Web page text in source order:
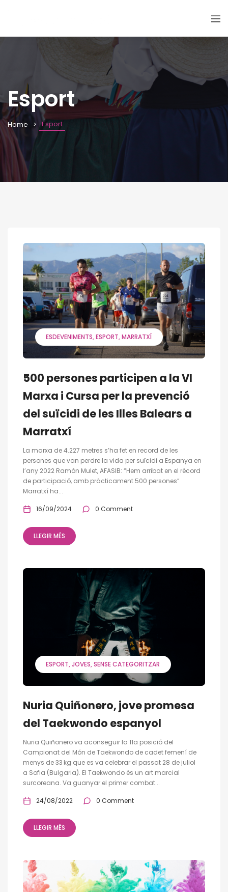
Esport
Home Esport
ESDEVENIMENTS ESPORT MARRATXÍ
500 persones participen a la VI
Marxa i Cursa per la prevenció
del suïcidi de les Illes Balears a
Marratxí
La marxa de 4.227 metres s’ha fet en record de les
persones que van perdre la vida per suïcidi a Espanya en
l’any 2022 Ramón Mulet, AFASIB: “Hem arribat en el rècord
de participació, amb pràcticament 500 persones”
Marratxí ha...
16/09/2024 0 Comment
LLEGIR MÉS
ESPORT JOVES SENSE CATEGORITZAR
Nuria Quiñonero, jove promesa
del Taekwondo espanyol
Nuria Quiñonero va aconseguir la 11a posició del
Campionat del Món de Taekwondo de cadet femení de
menys de 33 kg que es va celebrar el passat 28 de juliol
a Sofia (Bulgaria). El Taekwondo és un art marcial
surcoreana. Va guanyar el primer combat...
24/08/2022 0 Comment
LLEGIR MÉS